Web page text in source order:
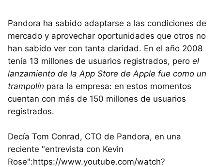
Pandora ha sabido adaptarse a las condiciones de
mercado y aprovechar oportunidades que otros no
han sabido ver con tanta claridad. En el año 2008
tenía 13 millones de usuarios registrados, pero el
lanzamiento de la App Store de Apple fue como un
trampolín para la empresa: en estos momentos
cuentan con más de 150 millones de usuarios
registrados.
Decía Tom Conrad, CTO de Pandora, en una
reciente "entrevista con Kevin
Rose":https://www.youtube.com/watch?